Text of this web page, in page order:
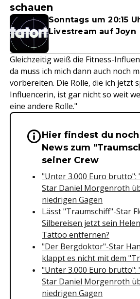
schauen
Sonntags um 20:15
Livestream auf Joyn
Gleichzeitig weiß die Fitness-
da muss ich mich dann auch noch
vorbereiten. Die Rolle, die ich jetzt
Influencerin, ist gar nicht so weit
eine andere Rolle."
Wichtige Hinweise
Hier findest du
News zum
seiner Crew
"Unter 3.000 Euro brutto":
Star Daniel Morgenroth
niedrigen Gagen
Lässt "Traumschiff"-Star
Silbereisen jetzt sein
Tattoo entfernen?
"Der Bergdoktor"-Star
klappt es nicht mit dem
"Unter 3.000 Euro brutto":
Star Daniel Morgenroth
niedrigen Gagen